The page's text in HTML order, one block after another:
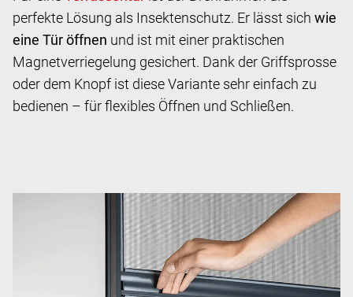
perfekte Lösung als Insektenschutz. Er lässt sich wie
eine Tür öffnen und ist mit einer praktischen
Magnetverriegelung gesichert. Dank der Griffsprosse
oder dem Knopf ist diese Variante sehr einfach zu
bedienen – für flexibles Öffnen und Schließen.